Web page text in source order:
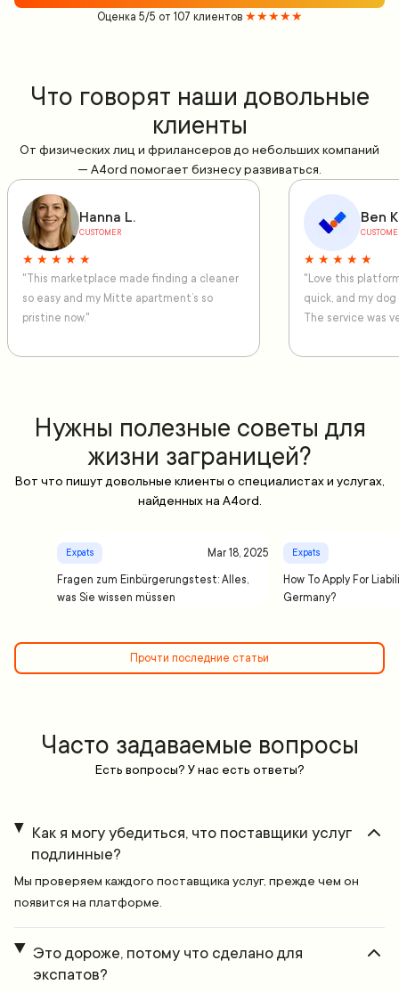
Оценка 5/5 от 107 клиентов ★★★★★
Что говорят наши довольные
клиенты
От физических лиц и фрилансеров до небольших компаний
— A4ord помогает бизнесу развиваться.
Hanna L.
CUSTOMER
★ ★ ★ ★ ★
"This marketplace made finding a cleaner
so easy and my Mitte apartment’s so
pristine now."
Ben
★ ★ ★ ★ ★
"Love this
quick, and my
The service was
Нужны полезные советы для
жизни заграницей?
Вот что пишут довольные клиенты о специалистах и услугах,
найденных на A4ord.
Expats Mar 18, 2025
Fragen zum Einbürgerungstest: Alles,
was Sie wissen müssen
Expats
How To Apply For
Germany?
Прочти последние статьи
Часто задаваемые вопросы
Есть вопросы? У нас есть ответы?
Как я могу убедиться, что поставщики услуг
подлинные?
Мы проверяем каждого поставщика услуг, прежде чем он
появится на платформе.
Это дороже, потому что сделано для
экспатов?